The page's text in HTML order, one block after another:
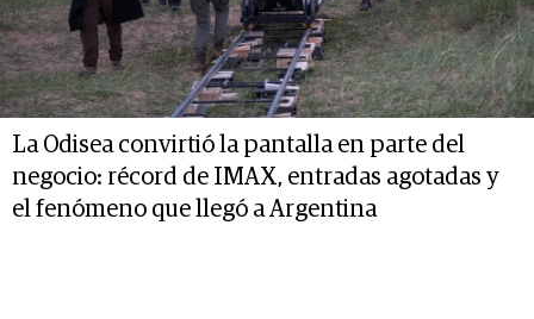
La Odisea convirtió la pantalla en parte del
negocio: récord de IMAX, entradas agotadas y
el fenómeno que llegó a Argentina